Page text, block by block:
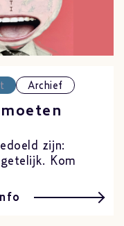
Archief
zijn:
Kom